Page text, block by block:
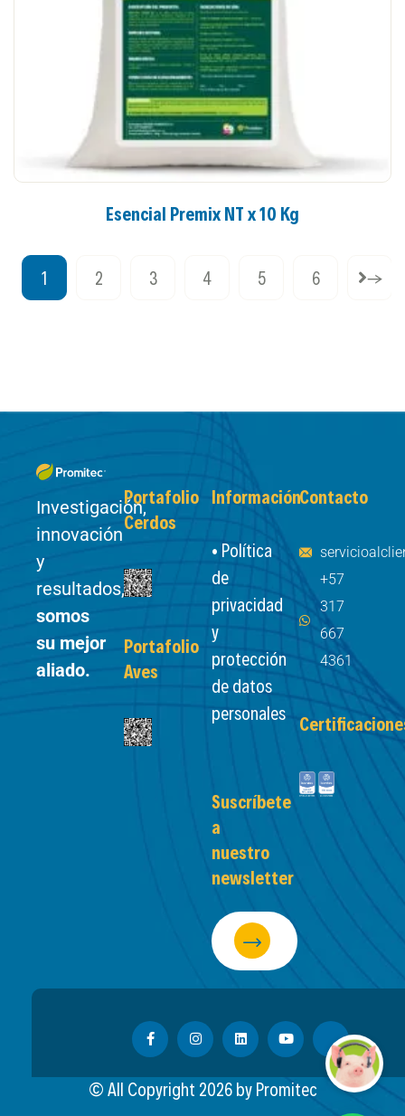
Esencial Premix NT x 10 Kg
1 2 3 4 5 6 →
Investigación,
innovación
y
resultados,
somos
su mejor
aliado.
Portafolio
Cerdos
Portafolio
Aves
Información
• Política
de
privacidad
y
protección
de datos
personales
Suscríbete
a
nuestro
newsletter
Contacto
+57
317
667
4361
© All Copyright 2026by Promitec